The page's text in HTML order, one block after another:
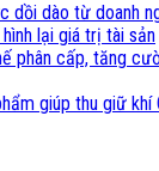
dồi dào từ doanh
hình lại giá trị tài sản
phân cấp, tăng
giúp thu giữ khí